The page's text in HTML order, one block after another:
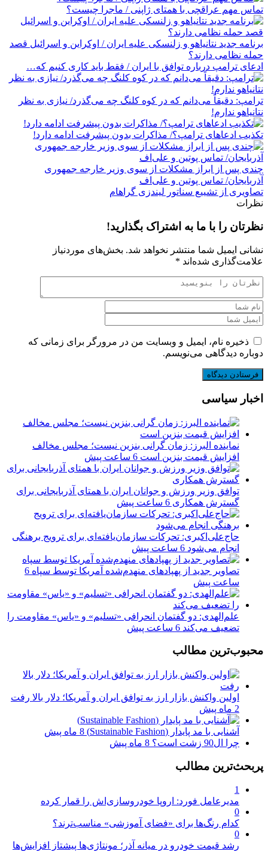
تماس مهم عراقچی با همتای ژاپنی / ماجرا چیست؟
برنامه جدید نتانیاهو و زلنسکی علیه ایران / اوکراین و اسرائیل قصد
حمله نظامی دارند؟
ادعای ترامپ درباره توافق با ایران / فقط باید کاری کنیم که…
ترامپ: دقیقاً می‌دانم که در کوه کلنگ چه می‌گذرد/ نیازی به نظر
نتانیاهو ندارم!
تکذیب ادعاهای ترامپ؟/ مذاکرات بدون پیشرفت ادامه دارد!
چندی پس از ابراز مشکلات از سوی وزیر خارجه جمهوری
آذربایجان/ تماس پوتین و علی‌اف
تصاویری از تشییع سناتور لیندزی گراهام
نظرات
نظرتان را با ما به اشتراک بگذارید!
نشانی ایمیل شما منتشر نخواهد شد. بخش‌های موردنیاز
علامت‌گذاری شده‌اند *
ذخیره نام، ایمیل و وبسایت من در مرورگر برای زمانی که
دوباره دیدگاهی می‌نویسم.
اخبار سیاسی
نماینده البرز: زمان گرانی بنزین نیست؛ مجلس مخالف
افزایش قیمت بنزین است 6 ساعت پیش
توافق وزیر ورزش و جوانان ایران با همتای آذربایجانی برای
گسترش همکاری 6 ساعت پیش
حاج‌علی‌اکبری: تحرکات سازمان‌یافته‌ای برای ترویج برهنگی
انجام می‌شود 6 ساعت پیش
تصاویر جدید از پهپادهای منهدم‌شده آمریکا توسط سپاه 6
ساعت پیش
علم‌الهدی: دو گفتمان انحرافی «تسلیم» و «یاس» مقاومت را
تضعیف می‌کند 6 ساعت پیش
محبوب‌ترین مطالب
اولین واکنش بازار ارز به توافق ایران و آمریکا؛ دلار بالا رفت
2 ماه پیش
آشنایی با مد پایدار (Sustainable Fashion)
8 ماه پیش
چرا ال90 زشت است؟
8 ماه پیش
پربحث‌ترین مطالب
1
مدیرعامل فورد: اروپا خودروسازی‌اش را قمار کرده
0
کدام رنگ‌ها برای «فضای آموزشی» مناسب‌ترند؟
0
رشد قیمت خودرو در میانه آذر؛ مونتاژی‌ها پیشتاز افزایش‌ها